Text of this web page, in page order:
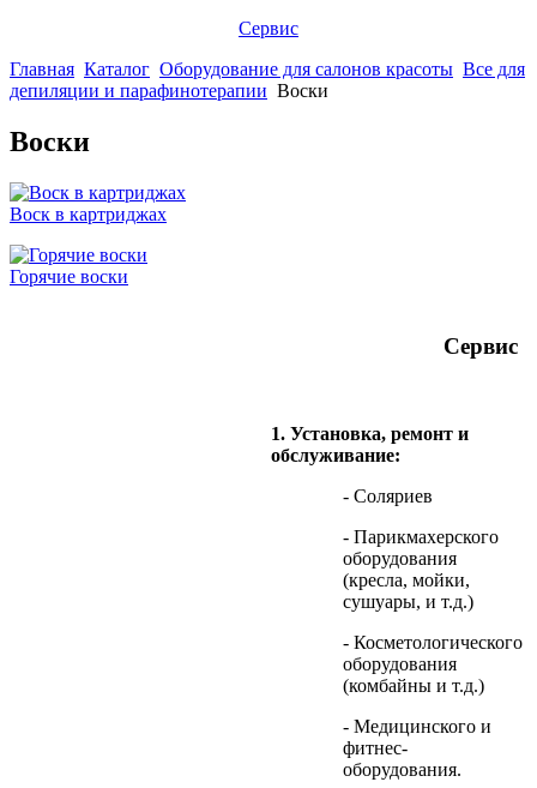
Сервис
Главная Каталог Оборудование для салонов красоты Все для
депиляции и парафинотерапии Воски
Воски
Воск в картриджах
Горячие воски
Сервис
1. Установка, ремонт и
обслуживание:
- Соляриев
- Парикмахерского
оборудования
(кресла, мойки,
сушуары, и т.д.)
- Косметологического
оборудования
(комбайны и т.д.)
- Медицинского и
фитнес-
оборудования.